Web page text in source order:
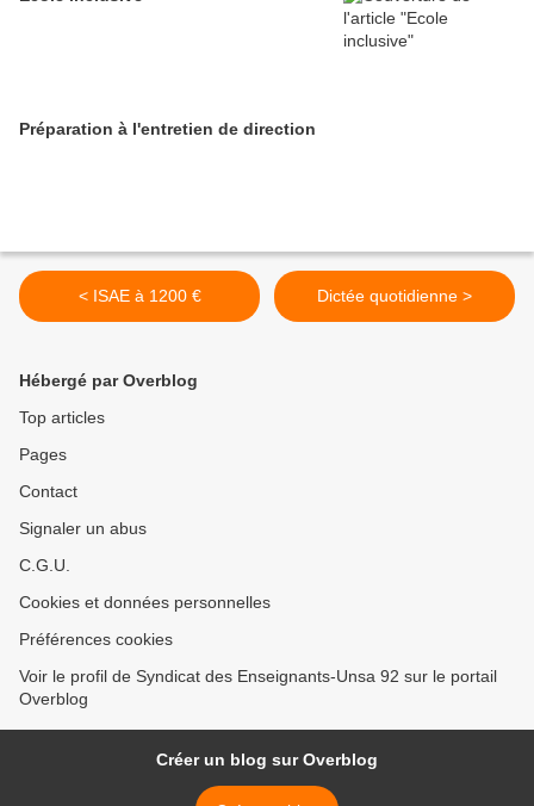
Préparation à l'entretien de direction
< ISAE à 1200 € Dictée quotidienne >
Hébergé par Overblog
Top articles
Pages
Contact
Signaler un abus
C.G.U.
Cookies et données personnelles
Préférences cookies
Voir le profil de Syndicat des Enseignants-Unsa 92 sur le portail
Overblog
Créer un blog sur Overblog